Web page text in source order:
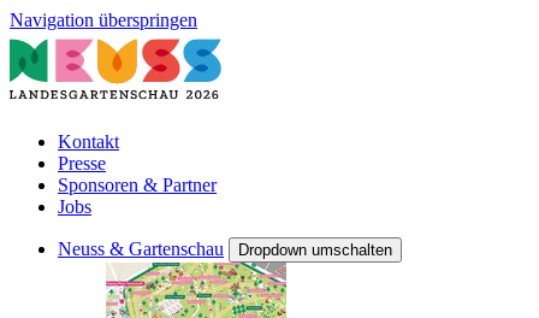
Navigation überspringen
Kontakt
Presse
Sponsoren & Partner
Jobs
Neuss & Gartenschau Dropdown umschalten